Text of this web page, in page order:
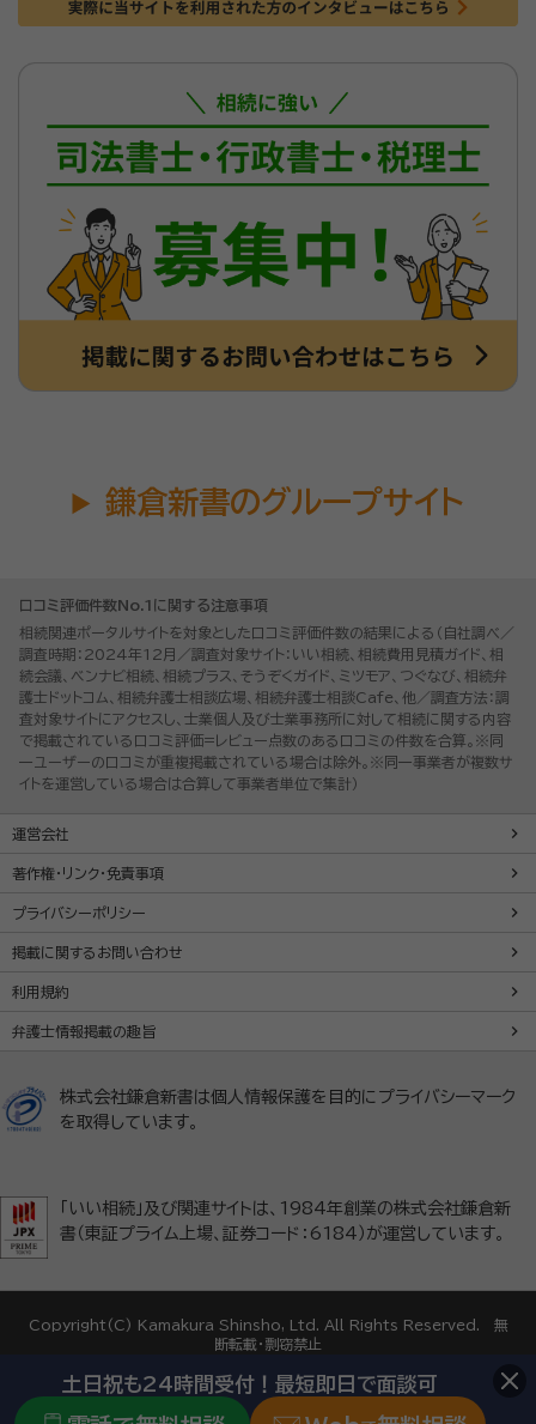
鎌倉新書のグループサイト
口コミ評価件数No.1に関する注意事項
相続関連ポータルサイトを対象とした口コミ評価件数の結果による（自社調べ／
調査時期：2024年12月／調査対象サイト：いい相続、相続費用見積ガイド、相
続会議、ベンナビ相続、相続プラス、そうぞくガイド、ミツモア、つぐなび、相続弁
護士ドットコム、相続弁護士相談広場、相続弁護士相談Cafe、他／調査方法：調
査対象サイトにアクセスし、士業個人及び士業事務所に対して相続に関する内容
で掲載されている口コミ評価=レビュー点数のある口コミの件数を合算。※同
一ユーザーの口コミが重複掲載されている場合は除外。※同一事業者が複数サ
イトを運営している場合は合算して事業者単位で集計）
運営会社
著作権・リンク・免責事項
プライバシーポリシー
掲載に関するお問い合わせ
利用規約
弁護士情報掲載の趣旨
株式会社鎌倉新書は個人情報保護を目的にプライバシーマーク
を取得しています。
「いい相続」及び関連サイトは、1984年創業の株式会社鎌倉新
書（東証プライム上場、証券コード：6184）が運営しています。
Copyright(C) Kamakura Shinsho, Ltd. All Rights Reserved. 無
断転載・剽窃禁止
土日祝も24時間受付！最短即日で面談可